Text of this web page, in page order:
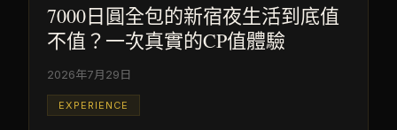
7000日圓全包的新宿夜生活到底值
不值？一次真實的CP值體驗
2026年7月29日
EXPERIENCE